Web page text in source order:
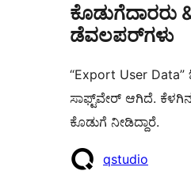
ಕೊಡುಗೆದಾರರು
ಡೆವಲಪರ್‌ಗಳು
“Export User
ಸಾಫ್ಟ್‌ವೇರ್ ಆಗಿದೆ.
ಕೊಡುಗೆ ನೀಡಿದ್ದಾರೆ.
ಕೊಡುಗೆದಾರರು
qstudio